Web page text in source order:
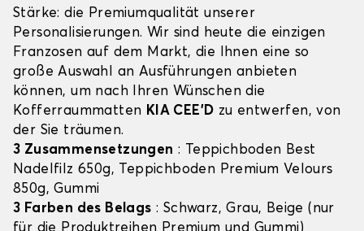
Stärke: die Premiumqualität unserer
Personalisierungen. Wir sind heute die einzigen
Franzosen auf dem Markt, die Ihnen eine so
große Auswahl an Ausführungen anbieten
können, um nach Ihren Wünschen die
Kofferraummatten KIA CEE'D zu entwerfen, von
der Sie träumen.
3 Zusammensetzungen : Teppichboden Best
Nadelfilz 650g, Teppichboden Premium Velours
850g, Gummi
3 Farben des Belags : Schwarz, Grau, Beige (nur